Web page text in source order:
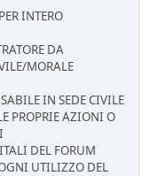
INTERO
DA
MORALE
IN SEDE CIVILE
PROPRIE AZIONI O
DEL FORUM
UTILIZZO DEL